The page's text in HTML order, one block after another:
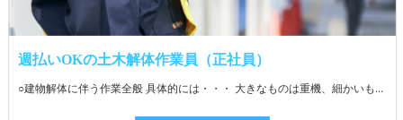
週払いOKの土木解体作業員（正社員）
○建物解体に伴う作業全般 具体的には・・・ 大きなものは重機、細かいものはバールなどを使って住宅やマンション、商業施設の内装・外装を解体します。 廃材ごとに分別し、処分場までの運搬に伴う補助業務をお願いします。 慣れてきたら運搬業務もお任せします。 処分場までの距離は現場により変動。 先輩社員がしっかりフォローするので安心です。 ★経験者・同業からの転職者は即戦力としてご活躍いただけます！